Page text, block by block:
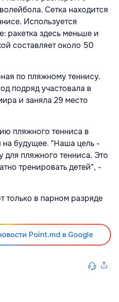
Сетка находится
Используется
ракетка здесь меньше и
составляет около 50
по пляжному теннису.
подряд участовала в
и заняла 29 место
пляжного тенниса в
будущее. "Наша цель -
для пляжного тенниса. Это
тренировать детей", -
только в парном разряде
Point.md в Google